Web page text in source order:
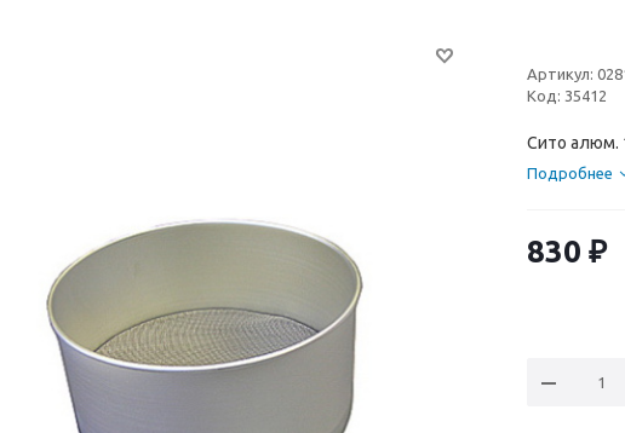
Артикул:
Код: 35412
Сито алюм.
Подробнее
830 ₽